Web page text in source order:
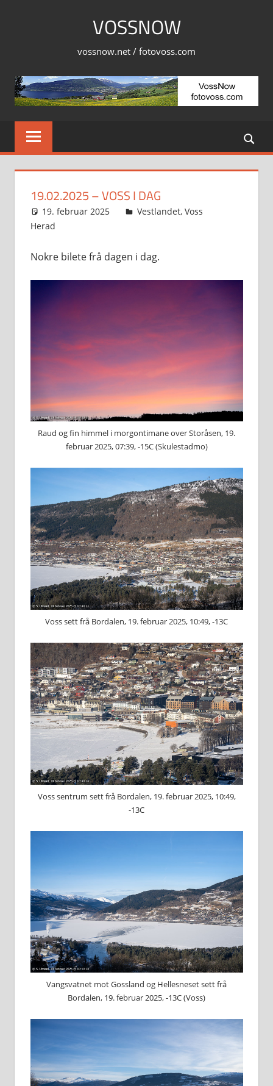
VOSSNOW
vossnow.net / fotovoss.com
19.02.2025 – VOSS I DAG
19. februar 2025 Svein
Vestlandet, Voss
Herad
Nokre bilete frå dagen i dag.
Raud og fin himmel i morgontimane over Storåsen, 19.
februar 2025, 07:39, -15C (Skulestadmo)
Voss sett frå Bordalen, 19. februar 2025, 10:49, -13C
Voss sentrum sett frå Bordalen, 19. februar 2025, 10:49,
-13C
Vangsvatnet mot Gossland og Hellesneset sett frå
Bordalen, 19. februar 2025, -13C (Voss)